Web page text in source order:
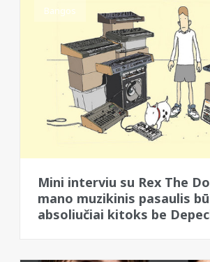
Bangos
Mini interviu su Rex The
mano muzikinis pasaulis
absoliučiai kitoks be